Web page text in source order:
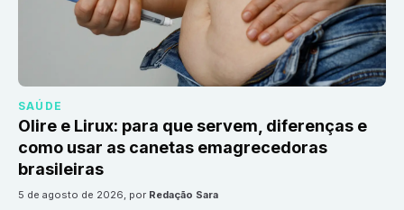
SAÚDE
Olire e Lirux: para que servem, diferenças e
como usar as canetas emagrecedoras
brasileiras
5 de agosto de 2026, por Redação Sara